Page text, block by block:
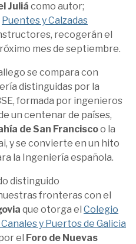
Juliá como autor;
Puentes y Calzadas
recogerán el
mes de septiembre.
se compara con
distinguidas por la
formada por ingenieros
un centenar de países,
de San Franciscoo la
y se convierte en un hito
la Ingeniería española.
distinguido
fronteras con el
que otorga el Colegio
y Puertos de Galicia
el Foro de Nuevas